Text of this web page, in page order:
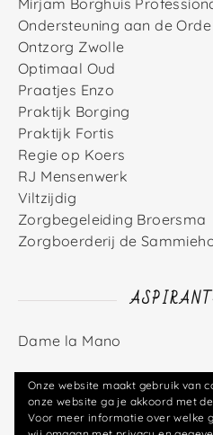
Mirjam Borghuis
Ondersteuning aan de Orde
Ontzorg Zwolle
Optimaal Oud
Praatjes Enzo
Praktijk Borging
Praktijk Fortis
Regie op Koers
RJ Mensenwerk
Viltzijdig
Zorgbegeleiding Broersma
Zorgboerderij de
Dame la Mano
© Zorgcoöperatie
Onze website maakt gebruik van
onze website ga je akkoord met
Voor meer informatie over welke